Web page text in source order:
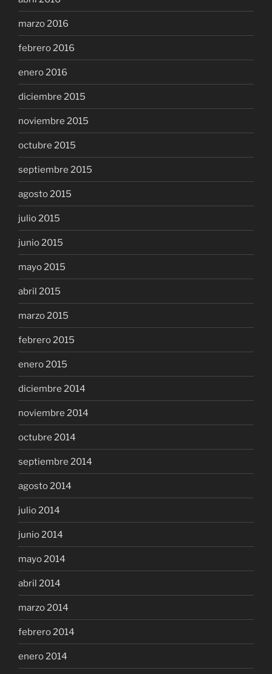
marzo 2016
febrero 2016
enero 2016
diciembre 2015
noviembre 2015
octubre 2015
septiembre 2015
agosto 2015
julio 2015
junio 2015
mayo 2015
abril 2015
marzo 2015
febrero 2015
enero 2015
diciembre 2014
noviembre 2014
octubre 2014
septiembre 2014
agosto 2014
julio 2014
junio 2014
mayo 2014
abril 2014
marzo 2014
febrero 2014
enero 2014